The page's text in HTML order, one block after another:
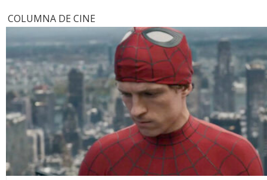
COLUMNA DE CINE